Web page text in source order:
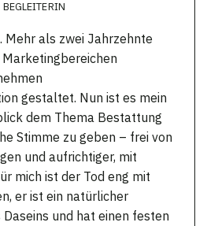
Mehr als zwei Jahrzehnte
gestaltet. Nun ist es mein
dem Thema Bestattung
Stimme zu geben – frei von
und aufrichtiger, mit
mich ist der Tod eng mit
er ist ein natürlicher
und hat einen festen